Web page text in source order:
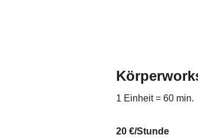
1 Einheit = 60 min.
20 €/Stunde